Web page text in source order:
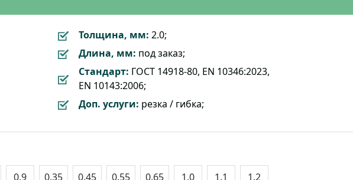
Толщина, мм: 2.0;
Длина, мм: под заказ;
Стандарт: ГОСТ 14918-80, EN 10346:2023,
EN 10143:2006;
Доп. услуги: резка / гибка;
0.9 0.35 0.45 0.55 0.65 1.0 1.1 1.2